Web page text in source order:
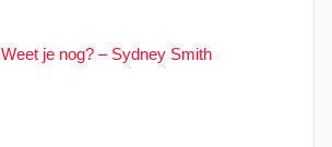
Weet je nog? – Sydney Smith